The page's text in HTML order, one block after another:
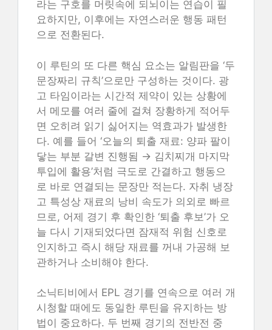
라는 구호를 머릿속에 되뇌이는 연습이 필
요하지만, 이후에는 자연스러운 행동 패턴
으로 전환된다.
이 루틴의 또 다른 핵심 요소는 알림판을 ‘두
문장짜리 규칙’으로만 구성하는 것이다. 광
고 타임이라는 시간적 제약이 있는 상황에
서 메모를 여러 줄에 걸쳐 장황하게 적어두
면 오히려 읽기 싫어지는 역효과가 발생한
다. 예를 들어 ‘오늘의 퇴출 재료: 양파 팔이
닿는 부분 갈변 진행됨 → 김치찌개 마지막
투입에 활용’처럼 극도로 간결하고 행동으
로 바로 연결되는 문장만 적는다. 자취 냉장
고 특성상 재료의 낭비 속도가 의외로 빠르
므로, 어제 경기 후 확인한 ‘퇴출 후보’가 오
늘 다시 기재되었다면 잠재적 위험 신호로
인지하고 즉시 해당 재료를 꺼내 가공해 보
관하거나 소비해야 한다.
소닉티비에서 EPL 경기를 연속으로 여러 개
시청할 때에도 동일한 루틴을 유지하는 방
법이 중요하다. 두 번째 경기의 전반전 중